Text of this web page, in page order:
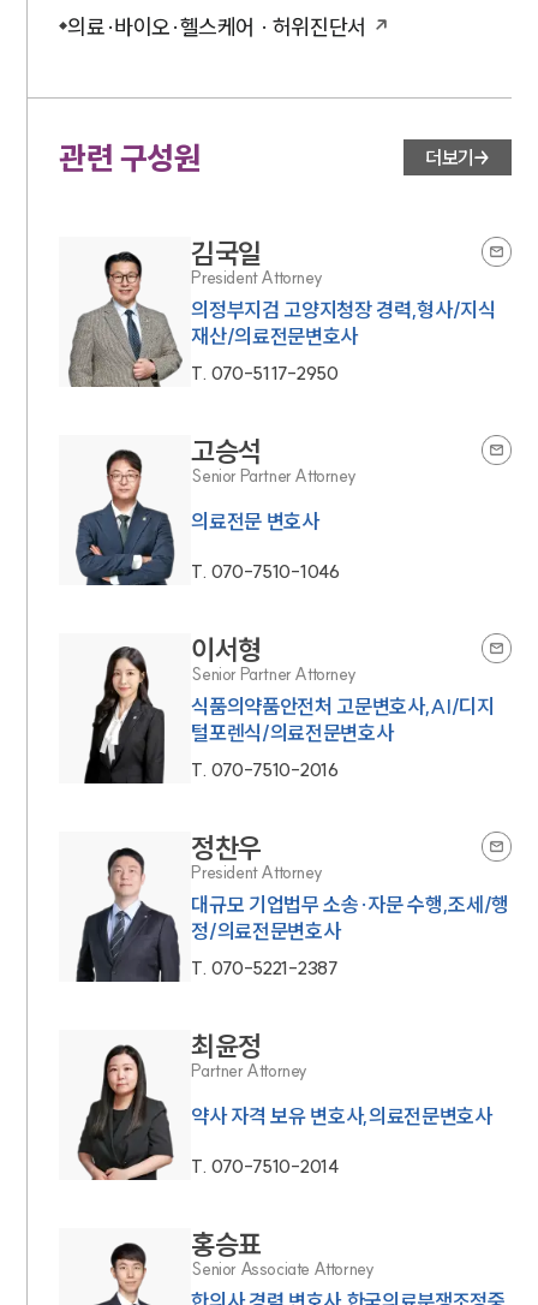
법률 블로그
법률서식
세미나
대륜법률상담예약
의료·바이오·헬스케어 · 허위진단서
관련 구성원 더보기
김국일
President Attorney
의정부지검 고양지청장 경력,형사/지식
재산/의료전문변호사
T. 070-5117-2950
고승석
Senior Partner Attorney
의료전문 변호사
T. 070-7510-1046
이서형
Senior Partner Attorney
식품의약품안전처 고문변호사,AI/디지
털포렌식/의료전문변호사
T. 070-7510-2016
정찬우
President Attorney
대규모 기업법무 소송·자문 수행,조세/행
정/의료전문변호사
T. 070-5221-2387
최윤정
Partner Attorney
약사 자격 보유 변호사,의료전문변호사
T. 070-7510-2014
홍승표
Senior Associate Attorney